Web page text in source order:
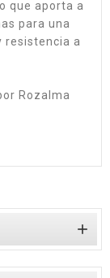
que aporta a
para una
resistencia a
Rozalma
